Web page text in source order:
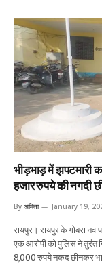
भीड़भाड़ में झपटमारी
हजार रुपये की नगदी
By अमिता January 19,
रायपुर। रायपुर के गोबरा
एक आरोपी को पुलिस ने तुरंत
8,000 रुपये नकद छीनकर